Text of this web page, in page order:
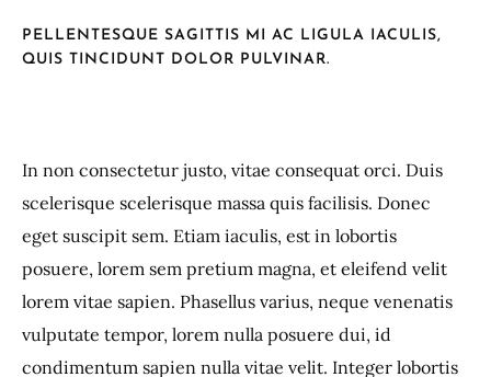
PELLENTESQUE SAGITTIS MI AC LIGULA IACULIS,
QUIS TINCIDUNT DOLOR PULVINAR.
In non consectetur justo, vitae consequat orci. Duis
scelerisque scelerisque massa quis facilisis. Donec
eget suscipit sem. Etiam iaculis, est in lobortis
posuere, lorem sem pretium magna, et eleifend velit
lorem vitae sapien. Phasellus varius, neque venenatis
vulputate tempor, lorem nulla posuere dui, id
condimentum sapien nulla vitae velit. Integer lobortis